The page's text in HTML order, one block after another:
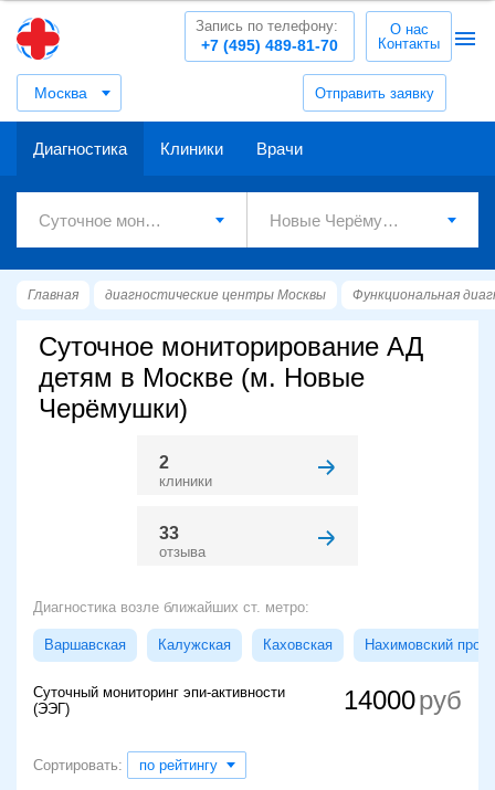
Москва Отправить заявку
+7 (495) 489-81-70
Запись по телефону:
О нас
Контакты
Диагностика Клиники Врачи
Главная диагностические центры Москвы Функциональная
Суточное мониторирование АД
детям в Москве (м. Новые
Черёмушки)
2
клиники
33
отзыва
Диагностика возле ближайших ст. метро:
Варшавская Калужская Каховская Нахимовский
Суточный мониторинг эпи-активности
(ЭЭГ)
14000
Сортировать: по рейтингу